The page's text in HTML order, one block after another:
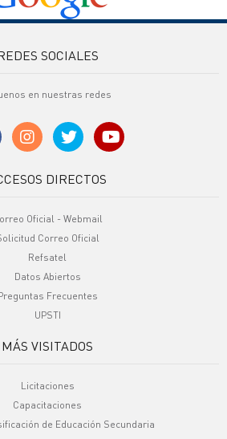
SOCIALES
en nuestras redes
DIRECTOS
Oficial - Webmail
Correo Oficial
Refsatel
Datos Abiertos
Frecuentes
UPSTI
MÁS VISITADOS
Licitaciones
Capacitaciones
de Educación Secundaria